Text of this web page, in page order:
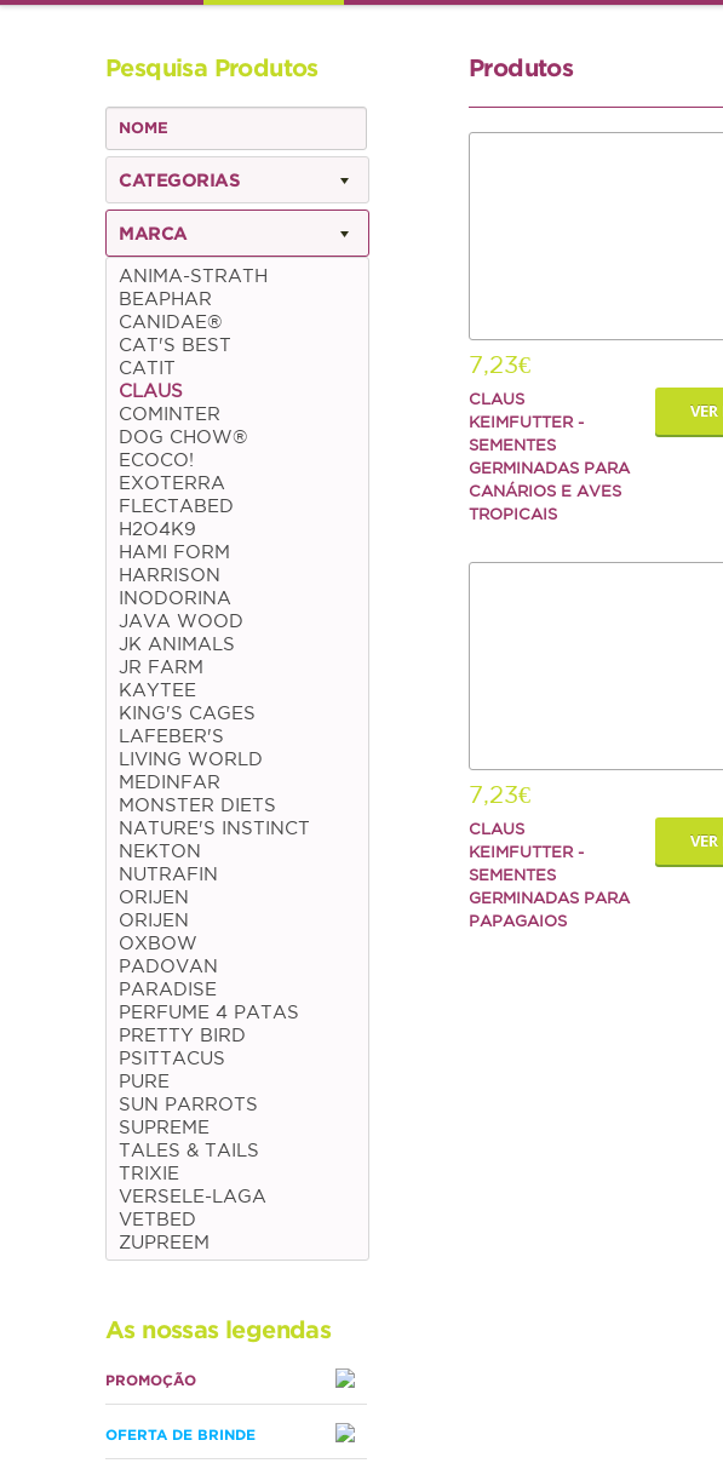
Pesquisa Produtos
CATEGORIAS
MARCA
ANIMA-STRATH
BEAPHAR
CANIDAE®
CAT'S BEST
CATIT
CLAUS
COMINTER
DOG CHOW®
ECOCO!
EXOTERRA
FLECTABED
H2O4K9
HAMI FORM
HARRISON
INODORINA
JAVA WOOD
JK ANIMALS
JR FARM
KAYTEE
KING'S CAGES
LAFEBER'S
LIVING WORLD
MEDINFAR
MONSTER DIETS
NATURE'S INSTINCT
NEKTON
NUTRAFIN
ORIJEN
ORIJEN
OXBOW
PADOVAN
PARADISE
PERFUME 4 PATAS
PRETTY BIRD
PSITTACUS
PURE
SUN PARROTS
SUPREME
TALES & TAILS
TRIXIE
VERSELE-LAGA
VETBED
ZUPREEM
As nossas legendas
PROMOÇÃO
OFERTA DE BRINDE
Produtos
7,23€
CLAUS
KEIMFUTTER -
SEMENTES
GERMINADAS PARA
CANÁRIOS E AVES
TROPICAIS
7,23€
CLAUS
KEIMFUTTER -
SEMENTES
GERMINADAS PARA
PAPAGAIOS